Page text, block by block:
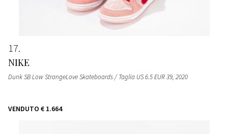
17
NIKE
Dunk SB Low StrangeLove Skateboards / Taglia US 6.5 EUR 39, 2020
VENDUTO € 1.664